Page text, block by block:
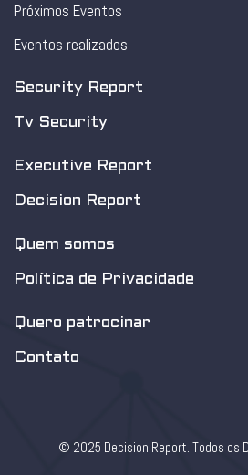
Próximos Eventos
Eventos realizados
Security Report
Tv Security
Executive Report
Decision Report
Quem somos
Política de Privacidade
Quero patrocinar
Contato
© 2025 Decision Report. Todos os